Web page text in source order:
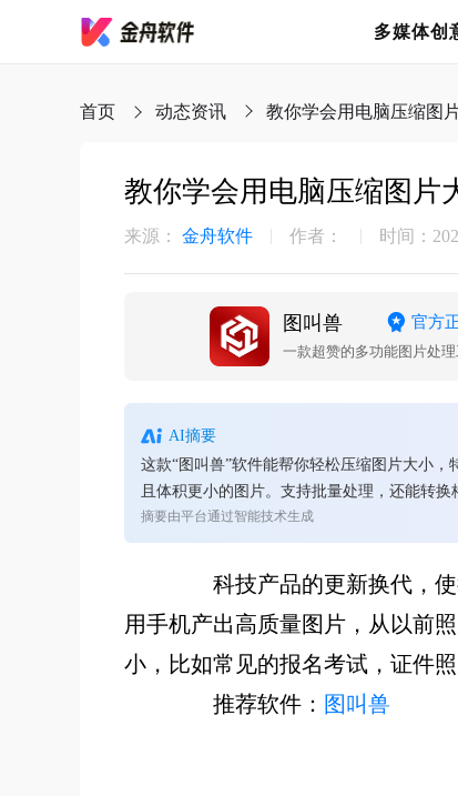
多媒体创
首页 动态资讯 教你学会用电脑压缩图
教你学会用电脑压缩图片
来源： 金舟软件 作者： 时间：
图叫兽 官方
AI摘要
这款“图叫兽”软件能帮你轻松压缩图片大小
且体积更小的图片。支持批量处理，还能转
摘要由平台通过智能技术生成
科技产品的更新换代，使
用手机产出高质量图片，从以前
小，比如常见的报名考试，证件
推荐软件： 图叫兽